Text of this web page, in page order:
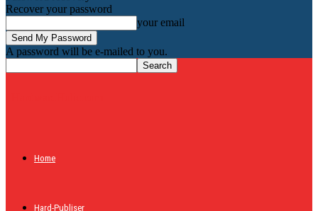
Recover your password
your email
A password will be e-mailed to you.
Home
Hard-Publiser